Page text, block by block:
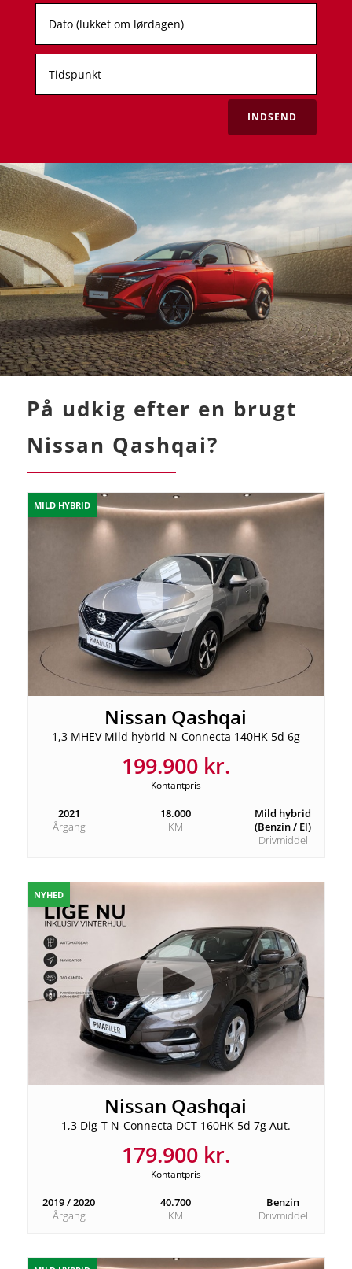
INDSEND
På udkig efter en brugt
Nissan Qashqai?
MILD HYBRID
Nissan Qashqai
1,3 MHEV Mild hybrid N-Connecta 140HK 5d 6g
199.900 kr.
Kontantpris
2021
Årgang
18.000
KM
Mild hybrid
(Benzin / El)
Drivmiddel
NYHED
Nissan Qashqai
1,3 Dig-T N-Connecta DCT 160HK 5d 7g Aut.
179.900 kr.
Kontantpris
2019 / 2020
Årgang
40.700
KM
Benzin
Drivmiddel